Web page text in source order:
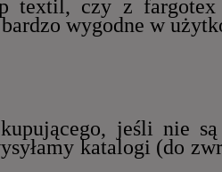
textil, czy z
wygodne w
jeśli nie
katalogi (do